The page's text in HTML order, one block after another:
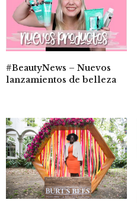
#BeautyNews – Nuevos
lanzamientos de belleza